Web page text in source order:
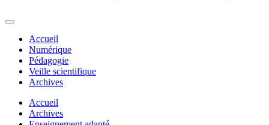
Accueil
Numérique
Pédagogie
Veille scientifique
Archives
Accueil
Archives